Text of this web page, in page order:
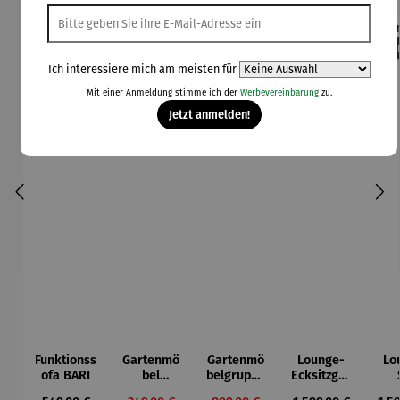
Funktionss
ofa BARI
Derzeit vergriffen
42% gespartRabatt
Gartenmö
bel
30% gespartRabatt
Gartenmö
belgruppe
Lounge-
Ecksitzgru
Ich interessiere mich am meisten für
Mit einer Anmeldung stimme ich der Werbevereinbarungzu.
Jetzt anmelden!